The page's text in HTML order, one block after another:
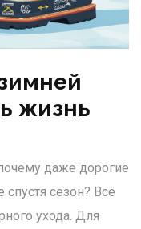
жизнь
даже дорогие
сезон? Всё
ухода. Для